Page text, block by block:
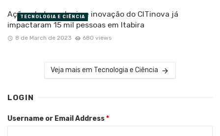
Ações de tecnologia e inovação do CITinova já
impactaram 15 mil pessoas em Itabira
8 de March de 2023 680 views
TECNOLOGIA E CIÊNCIA
Veja mais em Tecnologia e Ciência
LOGIN
Username or Email Address*